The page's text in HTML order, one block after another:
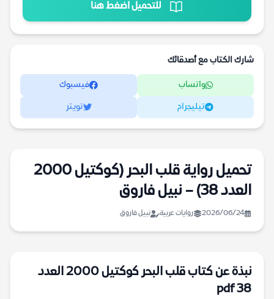
للتحميل اضغط هنا
شارك الكتاب مع أصدقائك
واتساب فيسبوك
تيليجرام تويتر
تحميل رواية قلب البحر (كوكتيل 2000
العدد 38) – نبيل فاروق
2026/06/24 روايات عربية نبيل فاروق
نبذة عن كتاب قلب البحر كوكتيل 2000 العدد
38 pdf